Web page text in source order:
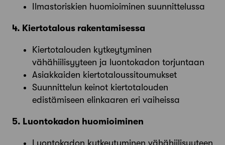
Ilmastoriskien huomioiminen suunnittelussa
4. Kiertotalous rakentamisessa
Kiertotalouden kytkeytyminen
vähähiilisyyteen ja luontokadon torjuntaan
Asiakkaiden kiertotaloussitoumukset
Suunnittelun keinot kiertotalouden
edistämiseen elinkaaren eri vaiheissa
5. Luontokadon huomioiminen